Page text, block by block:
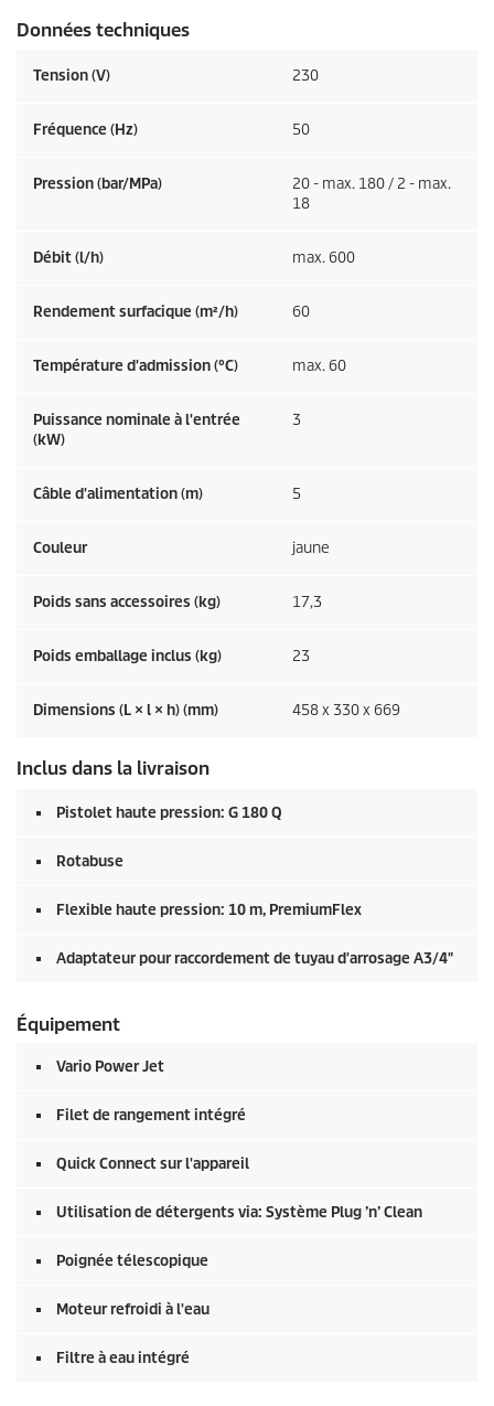
Données techniques
Tension (V) 230
Fréquence (Hz) 50
Pression (bar/MPa)
20 - max. 180 / 2 - max.
18
Débit (l/h) max. 600
Rendement surfacique (m²/h) 60
Température d'admission (°C) max. 60
Puissance nominale à l'entrée
(kW)
3
Câble d'alimentation (m) 5
Couleur jaune
Poids sans accessoires (kg) 17,3
Poids emballage inclus (kg) 23
Dimensions (L × l × h) (mm) 458 x 330 x 669
Inclus dans la livraison
Pistolet haute pression: G 180 Q
Rotabuse
Flexible haute pression: 10 m, PremiumFlex
Adaptateur pour raccordement de tuyau d'arrosage A3/4"
Équipement
Vario Power Jet
Filet de rangement intégré
Quick Connectsur l'appareil
Utilisation de détergents via: Système Plug ’n’ Clean
Poignée télescopique
Moteur refroidi à l'eau
Filtre à eau intégré